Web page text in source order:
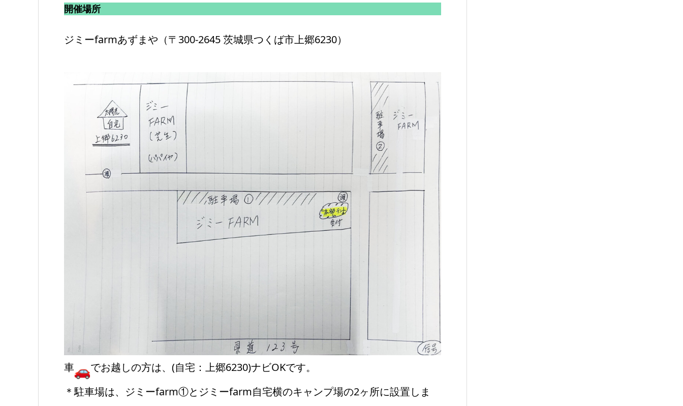
開催場所
ジミーfarmあずまや（〒300-2645 茨城県つくば市上郷6230）
車
でお越しの方は、(自宅：上郷6230)ナビOKです。
＊駐車場は、ジミーfarm①とジミーfarm自宅横のキャンプ場の2ヶ所に設置しま